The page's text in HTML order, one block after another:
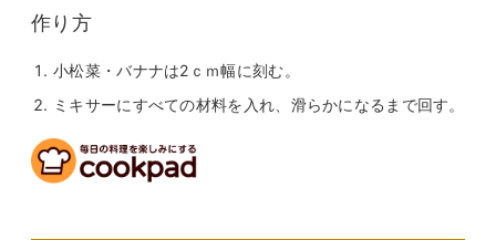
作り方
小松菜・バナナは2ｃｍ幅に刻む。
ミキサーにすべての材料を入れ、滑らかになるまで回す。